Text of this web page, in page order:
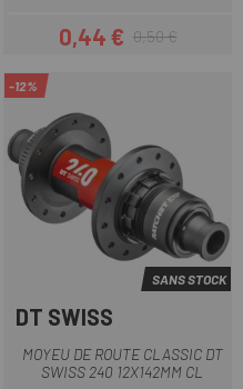
Prix
0,44 €Prix habituel
0,50 €
-12%
SANS STOCK
DT SWISS
MOYEU DE ROUTE CLASSIC DT
SWISS 240 12X142MM CL